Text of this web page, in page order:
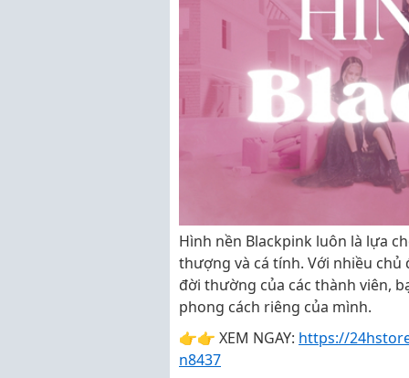
Hình nền Blackpink luôn là lựa
thượng và cá tính. Với nhiều chủ
đời thường của các thành viên,
phong cách riêng của mình.
👉👉 XEM NGAY: https://
n8437